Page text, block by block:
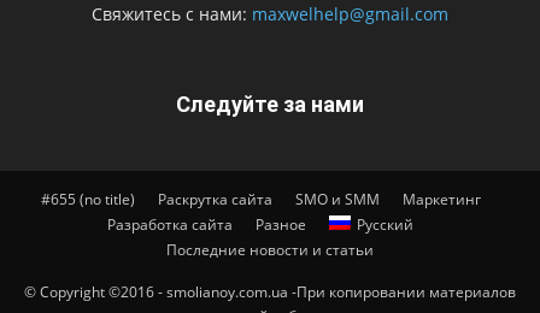
Свяжитесь с нами: maxwelhelp@gmail.com
Следуйте за нами
#655 (no title) Раскрутка сайта SMO и SMM
Маркетинг
Разработка сайта
Разное
Русский
Последние новости и статьи
© Copyright ©2016 - smolianoy.com.ua -При копировании материалов